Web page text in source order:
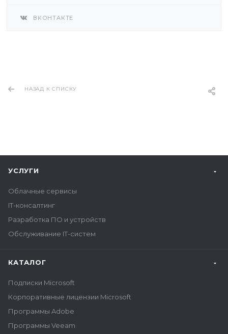
ВКОНТАКТЕ
НАЗАД К СПИСКУ
УСЛУГИ
Облачные сервисы
IT-консалтинг
Разработка ПО и устройств
Обслуживание IT-систем
КАТАЛОГ
Подписки Microsoft
Корпоративные лицензии Microsoft
Программы Adobe
Программы Veeam